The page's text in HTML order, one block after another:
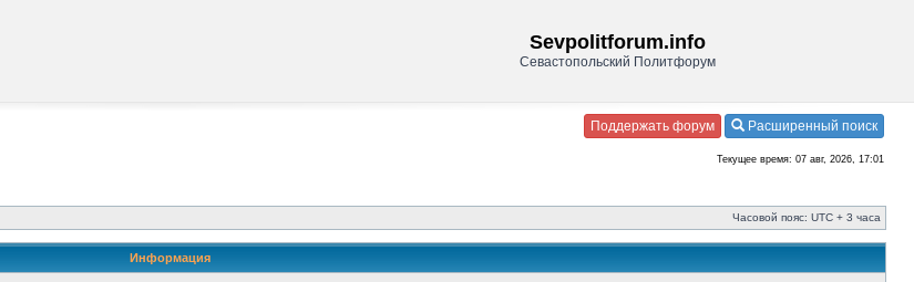
Sevpolitforum.info
Севастопольский Политфорум
Поддержать форум Расширенный поиск
Текущее время: 07 авг, 2026, 17:01
Часовой пояс: UTC + 3 часа
Информация